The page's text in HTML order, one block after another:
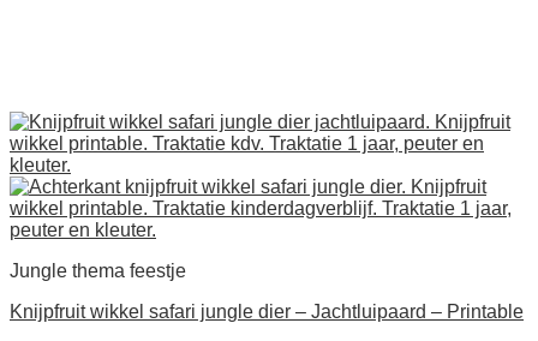
Jungle thema feestje
Knijpfruit wikkel safari jungle dier – Jachtluipaard – Printable